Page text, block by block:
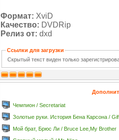
Формат: XviD
Качество: DVDRip
Релиз от: dxd
Ссылки для загрузки
Скрытый текст виден только
Чемпион / Secretariat
Золотые руки. История Бена Карсона /
Мой брат, Брюс Ли / Bruce Lee,My Brother